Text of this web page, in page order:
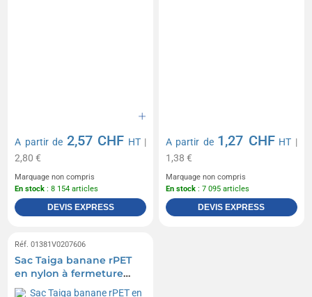
A partir de 2,57 CHF HT|
2,80 €
Marquage non compris
En stock : 8 154 articles
DEVIS EXPRESS
A partir de 1,27 CHF HT |
1,38 €
Marquage non compris
En stock : 7 095 articles
DEVIS EXPRESS
Réf. 01381V0207606
Sac Taiga banane rPET
en nylon à fermeture
éclair - 1.2L Sérigraphie